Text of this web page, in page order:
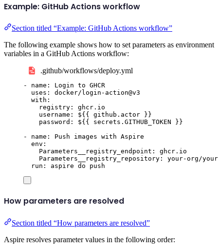
Example: GitHub Actions workflow
Section titled “Example: GitHub Actions workflow”
The following example shows how to set parameters as environment
variables in a GitHub Actions workflow:
.github/workflows/deploy.yml
- name :
Login to GHCR
uses :
docker/login-action@v3
with :
registry :
ghcr.io
username :
${{ github.actor }}
password :
${{ secrets.GITHUB_TOKEN }}
-
name :
Push images with Aspire
env :
Parameters__registry_endpoint :
ghcr.io
Parameters__registry_repository :
your-org/
run : aspire do push
How parameters are resolved
Section titled “How parameters are resolved”
Aspire resolves parameter values in the following order: